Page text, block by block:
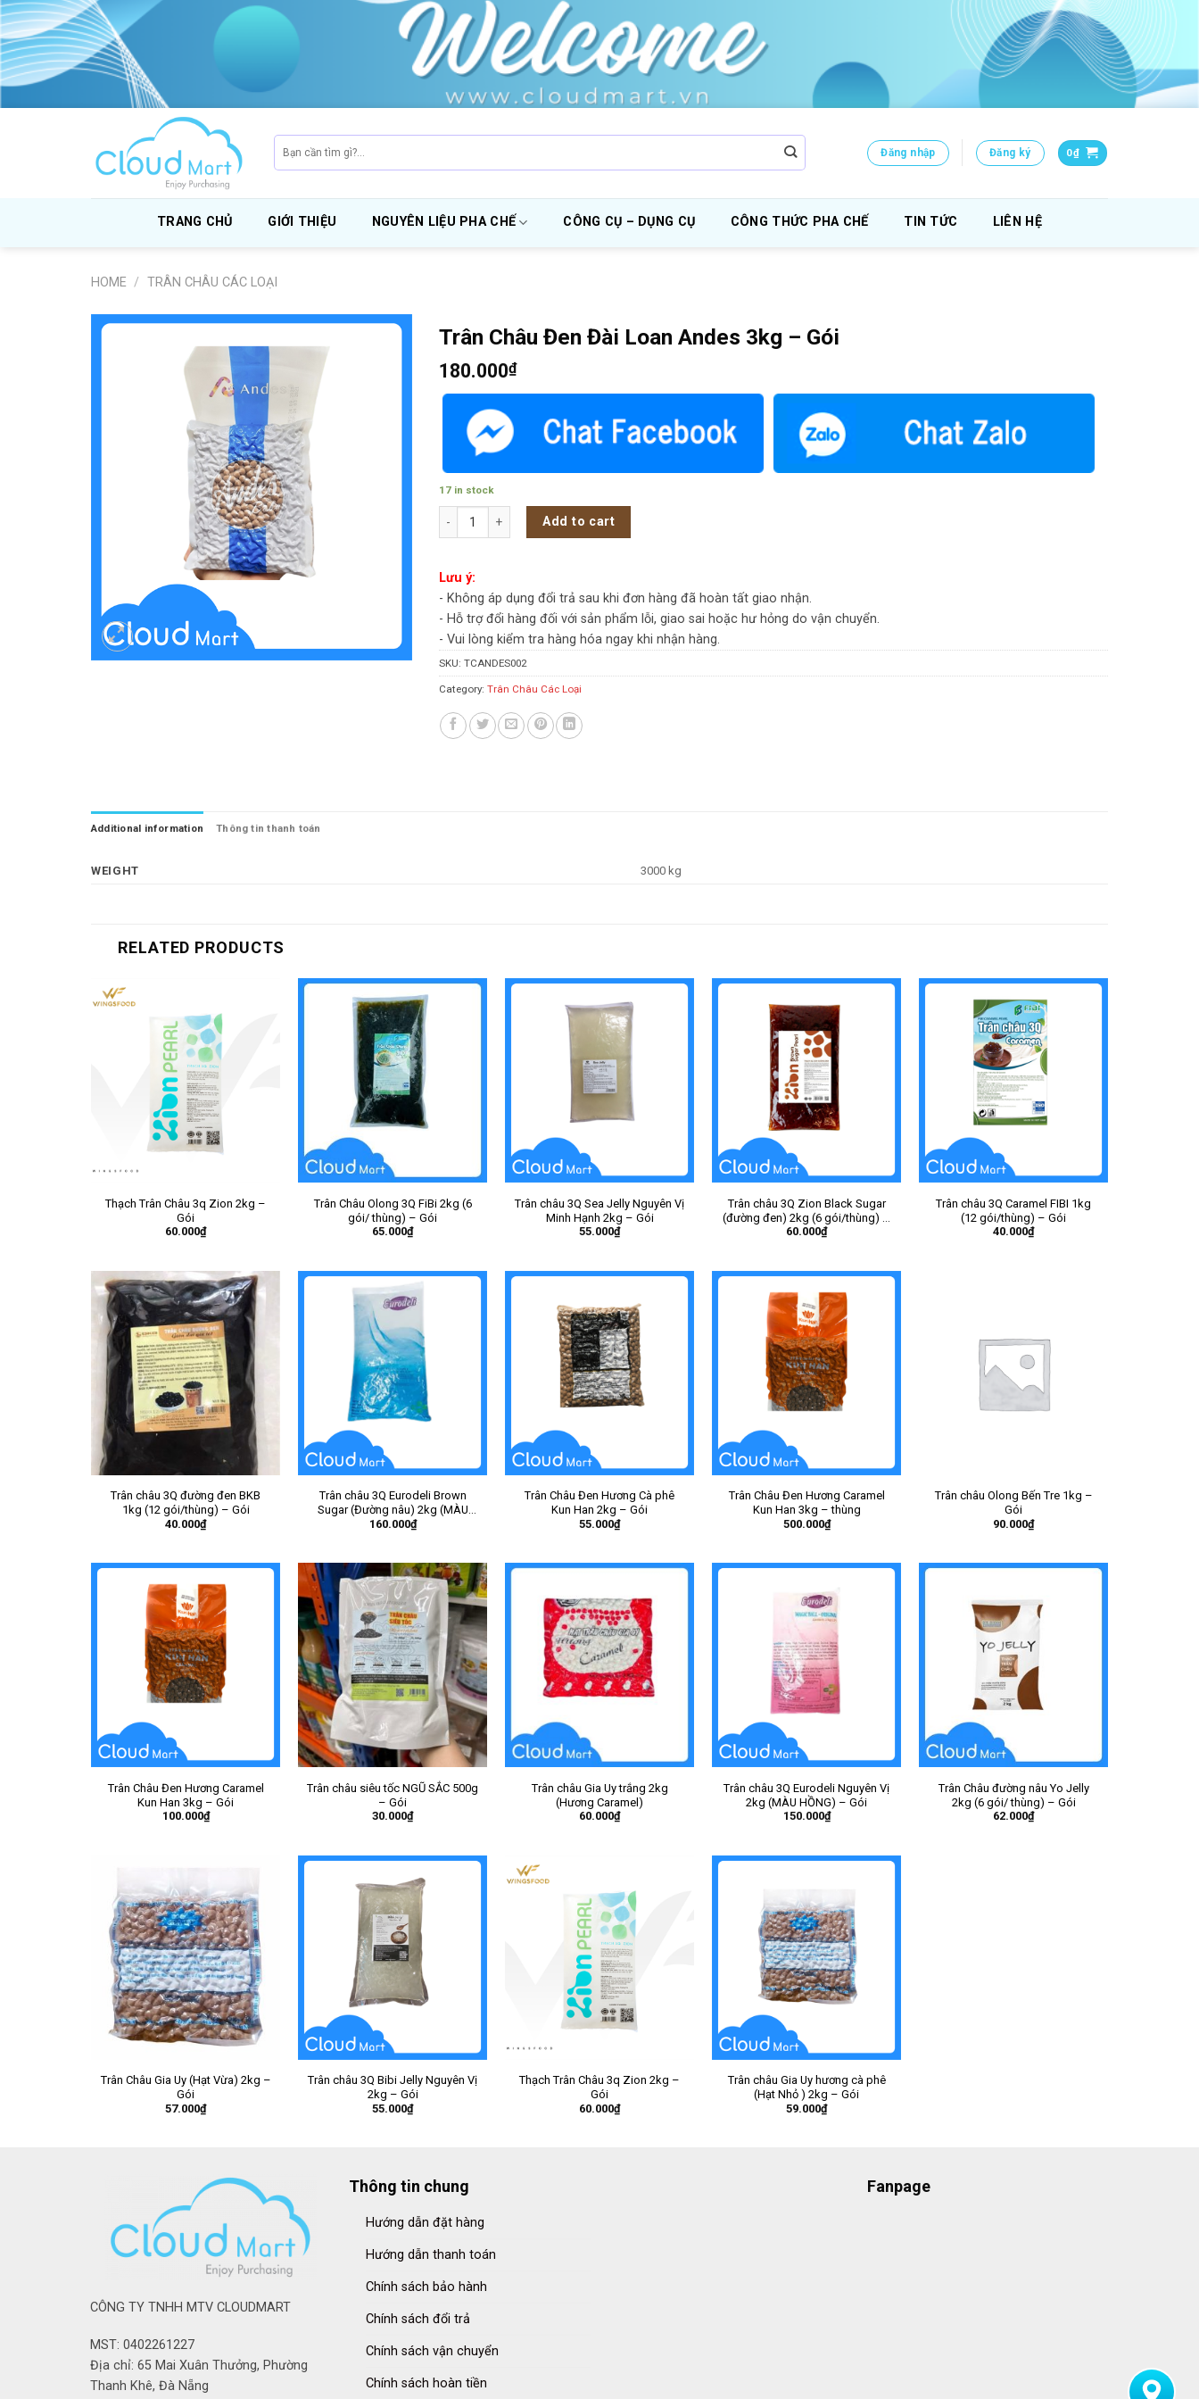
Skip
to
content
for:
Đăng nhập Đăng ký 0₫
TRANG CHỦ GIỚI THIỆU NGUYÊN LIỆU PHA CHẾ CÔNG CỤ – DỤNG CỤ CÔNG THỨC PHA CHẾ TIN TỨC LIÊN HỆ
HOME / TRÂN CHÂU CÁC LOẠI
Trân Châu Đen Đài Loan Andes 3kg – Gói
180.000₫
17 in stock
Trân Châu Đen Đài Loan Andes 3kg - Gói quantity
Add to cart
Lưu ý:
- Không áp dụng đổi trả sau khi đơn hàng đã hoàn tất giao nhận.
- Hỗ trợ đổi hàng đối với sản phẩm lỗi, giao sai hoặc hư hỏng do vận chuyển.
- Vui lòng kiểm tra hàng hóa ngay khi nhận hàng.
SKU: TCANDES002
Category: Trân Châu Các Loại
Additional information Thông tin thanh toán
WEIGHT 3000 kg
RELATED PRODUCTS
Thạch Trân Châu 3q Zion 2kg –
Gói
60.000₫
Trân Châu Olong 3Q FiBi 2kg (6
gói/ thùng) – Gói
65.000₫
Trân châu 3Q Sea Jelly Nguyên Vị
Minh Hạnh 2kg – Gói
55.000₫
Trân châu 3Q Zion Black Sugar
(đường đen) 2kg (6 gói/thùng) –
Gói
60.000₫
Trân châu 3Q Caramel FIBI 1kg
(12 gói/thùng) – Gói
40.000₫
Trân châu 3Q đường đen BKB
1kg (12 gói/thùng) – Gói
40.000₫
Trân châu 3Q Eurodeli Brown
Sugar (Đường nâu) 2kg (MÀU
ĐEN) – Gói
160.000₫
Trân Châu Đen Hương Cà phê
Kun Han 2kg – Gói
55.000₫
Trân Châu Đen Hương Caramel
Kun Han 3kg – thùng
500.000₫
Trân châu Olong Bến Tre 1kg –
Gói
90.000₫
Trân Châu Đen Hương Caramel
Kun Han 3kg – Gói
100.000₫
Trân châu siêu tốc NGŨ SẮC 500g
– Gói
30.000₫
Trân châu Gia Uy trắng 2kg
(Hương Caramel)
60.000₫
Trân châu 3Q Eurodeli Nguyên Vị
2kg (MÀU HỒNG) – Gói
150.000₫
Trân Châu đường nâu Yo Jelly
2kg (6 gói/ thùng) – Gói
62.000₫
Trân Châu Gia Uy (Hạt Vừa) 2kg –
Gói
57.000₫
Trân châu 3Q Bibi Jelly Nguyên Vị
2kg – Gói
55.000₫
Thạch Trân Châu 3q Zion 2kg –
Gói
60.000₫
Trân châu Gia Uy hương cà phê
(Hạt Nhỏ ) 2kg – Gói
59.000₫
CÔNG TY TNHH MTV CLOUDMART
MST: 0402261227
Địa chỉ: 65 Mai Xuân Thưởng, Phường
Thanh Khê, Đà Nẵng
Thông tin chung
Hướng dẫn đặt hàng
Hướng dẫn thanh toán
Chính sách bảo hành
Chính sách đổi trả
Chính sách vận chuyển
Chính sách hoàn tiền
Fanpage